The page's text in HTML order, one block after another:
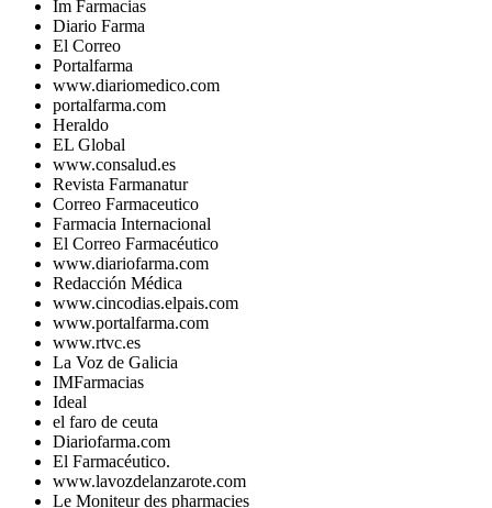
Im Farmacias
Diario Farma
El Correo
Portalfarma
www.diariomedico.com
portalfarma.com
Heraldo
EL Global
www.consalud.es
Revista Farmanatur
Correo Farmaceutico
Farmacia Internacional
El Correo Farmacéutico
www.diariofarma.com
Redacción Médica
www.cincodias.elpais.com
www.portalfarma.com
www.rtvc.es
La Voz de Galicia
IMFarmacias
Ideal
el faro de ceuta
Diariofarma.com
El Farmacéutico.
www.lavozdelanzarote.com
Le Moniteur des pharmacies